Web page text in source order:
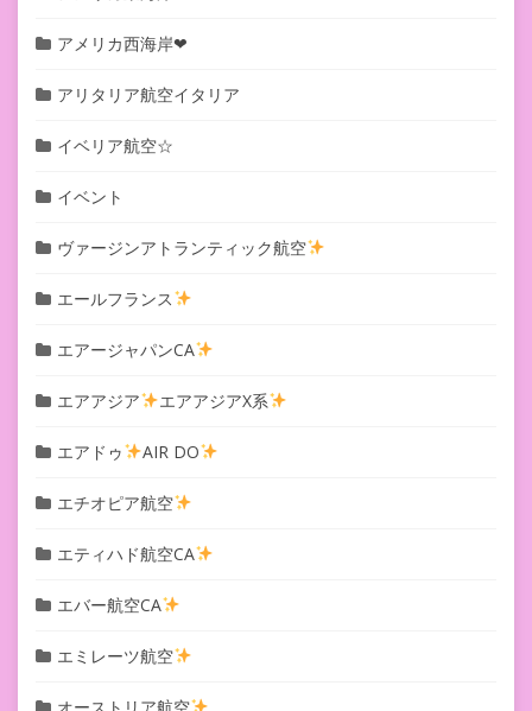
アメリカ西海岸❤︎
アリタリア航空イタリア
イベリア航空☆
イベント
ヴァージンアトランティック航空
エールフランス
エアージャパンCA
エアアジア エアアジアX系
エアドゥ AIR DO
エチオピア航空
エティハド航空CA
エバー航空CA
エミレーツ航空